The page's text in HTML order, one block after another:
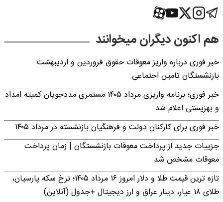
هم اکنون دیگران میخوانند
خبر فوری درباره واریز معوقات حقوق فروردین و اردیبهشت
بازنشستگان تامین اجتماعی
خبر فوری؛ برنامه واریزی مرداد ۱۴۰۵ مستمری مددجویان کمیته امداد
و بهزیستی اعلام شد
خبر فوری برای کارکنان دولت و فرهنگیان بازنشسته در مرداد ۱۴۰۵
جزییات جدید از پرداخت معوقات بازنشستگان | زمان پرداخت
معوقات مشخص شد
تازه ترین قیمت طلا و دلار امروز ۱۶ مرداد ۱۴۰۵؛ نرخ سکه پارسیان،
طلای ۱۸ عیار، دینار عراق و ارز دیجیتال +جدول (آنلاین)